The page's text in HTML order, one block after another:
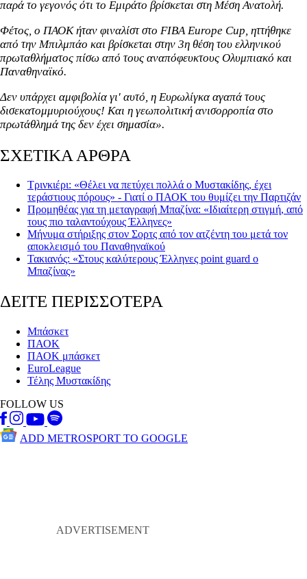
παρά το γεγονός ότι το Εμιράτο βρίσκεται στη Μέση Ανατολή.
Φέτος, ο ΠΑΟΚ ήταν φιναλίστ στο FIBA ​​Europe Cup, ηττήθηκε
από την Μπιλμπάο και βρίσκεται στην 3η θέση του ελληνικού
πρωταθλήματος πίσω από τους αναπόφευκτους Ολυμπιακό και
Παναθηναϊκό.
Δεν υπάρχει αμφιβολία γι' αυτό, η Ευρωλίγκα αγαπά τους
δισεκατομμυριούχους! Και η γεωπολιτική ανισορροπία στο
πρωτάθλημά της δεν έχει σημασία».
ΣΧΕΤΙΚΑ ΑΡΘΡΑ
Τρινκιέρι: «Θέλει να πετύχει πολλά ο Μυστακίδης, έχει
τεράστιους πόρους» - Γιατί ο ΠΑΟΚ του θυμίζει την Παρτιζάν
Προμηθέας για τη μεταγραφή Μπαζίνα: «Ιδιαίτερη στιγμή, από
τους πιο ταλαντούχους Έλληνες»
Μήνυμα στήριξης στον Σορτς από τον ατζέντη του μετά τον
αποκλεισμό του Παναθηναϊκού
Τακιανός: «Στους καλύτερους Έλληνες point guard ο
Μπαζίνας»
ΔΕΙΤΕ ΠΕΡΙΣΣΟΤΕΡΑ
Μπάσκετ
ΠΑΟΚ
ΠΑΟΚ μπάσκετ
EuroLeague
Τέλης Μυστακίδης
FOLLOW US
ADD METROSPORT TO GOOGLE